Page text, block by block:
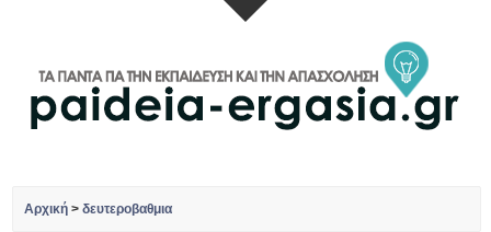
Αρχική >δευτεροβαθμια